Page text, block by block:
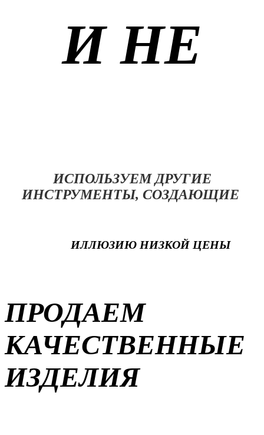
И НЕ
ИСПОЛЬЗУЕМ ДРУГИЕ
ИНСТРУМЕНТЫ, СОЗДАЮЩИЕ
ИЛЛЮЗИЮ НИЗКОЙ ЦЕНЫ
ПРОДАЕМ
КАЧЕСТВЕННЫЕ
ИЗДЕЛИЯ